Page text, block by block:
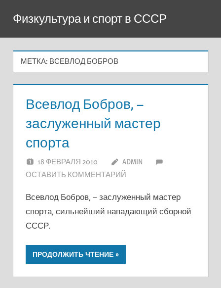
содержимому
Физкультура и спорт в СССР
МЕТКА: ВСЕВЛОД БОБРОВ
Всевлод Бобров, –
заслуженный мастер
спорта
18 ФЕВРАЛЯ 2010
ADMIN
ОСТАВИТЬ КОММЕНТАРИЙ
Всевлод Бобров, – заслуженный мастер
спорта, сильнейший нападающий сборной
СССР.
ПРОДОЛЖИТЬ ЧТЕНИЕ